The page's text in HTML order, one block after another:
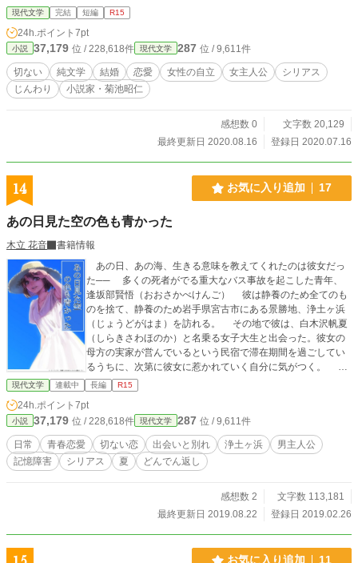
短があり、中々結婚相手を選べない縁。価値観が多様化する現代において、女性
の立場で考える結婚観と、男性の考える結婚の意識の相違。 男女同権が叫ばれ
る中で、いかに女性が自立することが困難なのか、その矛盾を探る。
現代文学 完結 短編 R15
24h.ポイント 7pt
小説 37,179 位 / 228,618件 現代文学 287 位 / 9,611件
切ない 純文学 結婚 恋愛 女性の自立 女主人公
シリアス
じんわり
小説家・菊池昭仁
感想数 0
文字数 20,129
最終更新日 2020.08.16
登録日 2020.07.16
14 お気に入り追加 17
あの日見た空の色も青かった
木立 花音
書籍情報
あの日、あの海、生きる意味を教えてくれたのは彼女だっ
た── 多くの死者がでる重大なバス事故を起こした青年、
逢坂部賢悟（おおさかべけんご） 彼は静養のため全てのも
のを捨て、静養のため岩手県宮古市にある景勝地、浄土ヶ浜
（じょうどがはま）を訪れる。 その地で彼は、白木沢帆夏
（しらきさわほのか）と名乗る女子大生と出会った。彼女の
母方の実家が営んでいるという民宿で滞在期間を過ごしてい
るうちに、次第に彼女に惹かれていく自分に気がつく。 や
がて恋に落ちる二人。だが、重大な事故を起こしたという重
苦しい過去が、罪の十字架となって彼の肩にのしかかる。
「二年だけ、待って欲しい」 悩み抜いた末に結論をだした
翌日。彼は、白木沢帆夏の驚愕の真実に触れる──。 ※表紙
絵はいぬちよ様からの頂きものです。 ※「景勝地 浄土ヶ浜」
の挿絵はファル様。「告白」の挿絵は騰成から頂いたファン
アートです。ありがとうございました。
現代文学 連載中 長編 R15
24h.ポイント 7pt
小説 37,179 位 / 228,618件 現代文学 287 位 / 9,611件
日常 青春恋愛 切ない恋 出会いと別れ 浄土ヶ浜
男主人公
記憶障害
シリアス 夏 どんでん返し
感想数 2
文字数 113,181
最終更新日 2019.08.22
登録日 2019.02.26
お気に入り追加 11